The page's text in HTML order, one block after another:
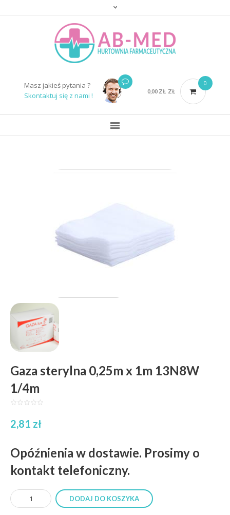
Masz jakieś pytania ?
Skontaktuj się z nami !
0,00 ZŁ ZŁ
0
Gaza sterylna 0,25m x 1m 13N8W
1/4m
2,81 zł
Opóźnienia w dostawie. Prosimy o
kontakt telefoniczny.
DODAJ DO KOSZYKA